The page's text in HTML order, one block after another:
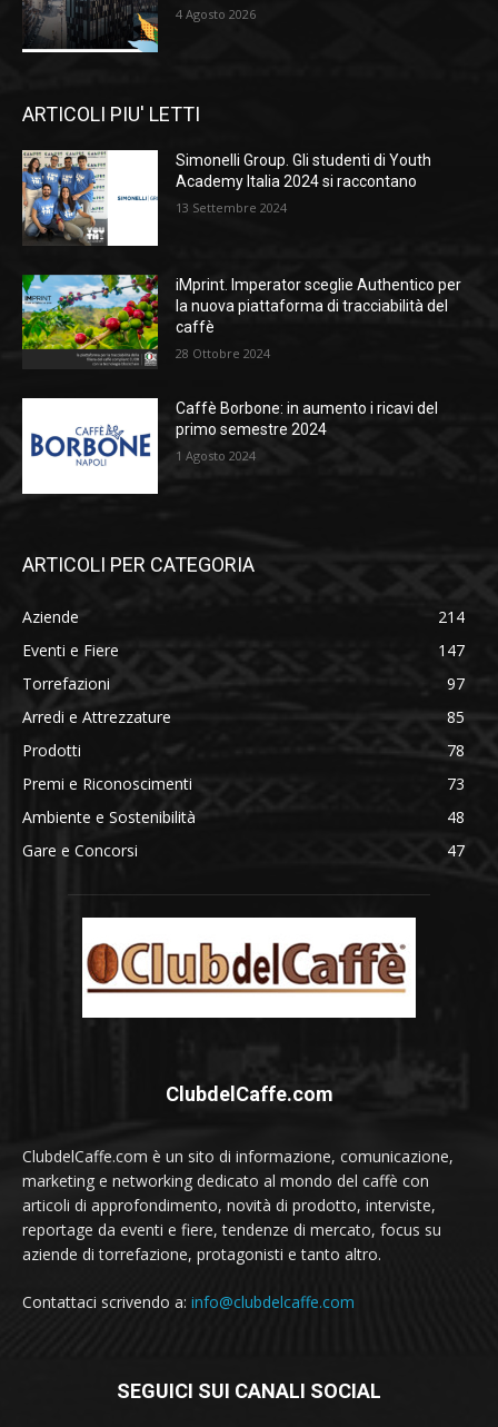
4 Agosto 2026
ARTICOLI PIU' LETTI
Simonelli Group. Gli studenti di Youth
Academy Italia 2024 si raccontano
13 Settembre 2024
iMprint. Imperator sceglie Authentico per
la nuova piattaforma di tracciabilità del
caffè
28 Ottobre 2024
Caffè Borbone: in aumento i ricavi del
primo semestre 2024
1 Agosto 2024
ARTICOLI PER CATEGORIA
Aziende
214
Eventi e Fiere
147
Torrefazioni
97
Arredi e Attrezzature
85
Prodotti
78
Premi e Riconoscimenti
73
Ambiente e Sostenibilità
48
Gare e Concorsi
47
ClubdelCaffe.com
ClubdelCaffe.com è un sito di informazione, comunicazione,
marketing e networking dedicato al mondo del caffè con
articoli di approfondimento, novità di prodotto, interviste,
reportage da eventi e fiere, tendenze di mercato, focus su
aziende di torrefazione, protagonisti e tanto altro.
Contattaci scrivendo a: info@clubdelcaffe.com
SEGUICI SUI CANALI SOCIAL